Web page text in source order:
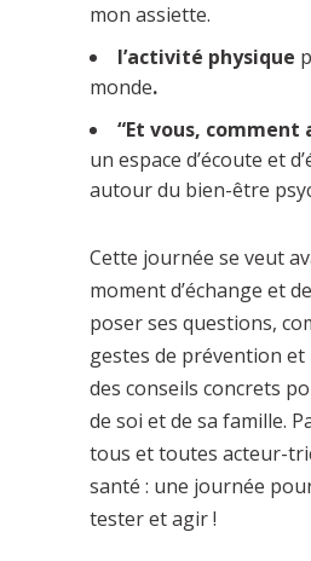
mon assiette.
l’activité physique
monde.
“Et vous, comment
un espace d’écoute et
autour du bien-être
Cette journée se veut
moment d’échange et
poser ses questions,
gestes de prévention
des conseils concrets
de soi et de sa famille.
tous et toutes acteur-
santé : une journée
tester et agir !